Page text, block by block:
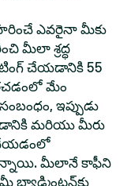
ఎవరైనా మీకు
మీలా శ్రద్ధ
చేయడానికి 55
మేం
ఇప్పుడు
మరియు మీరు
చేయడంలో
మీలానే కాఫీని
బ్యాడ్మింటన్‌కు